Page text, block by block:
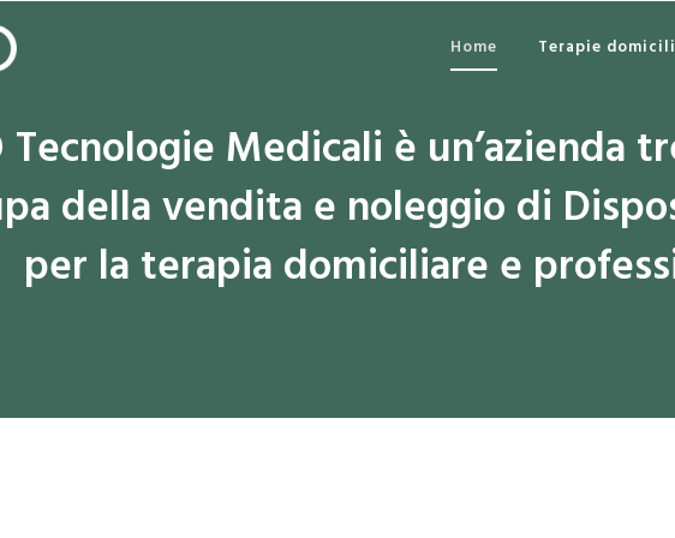
Home Terapie
Tecnologie Medicali è un’azienda
della vendita e noleggio di
per la terapia domiciliare e